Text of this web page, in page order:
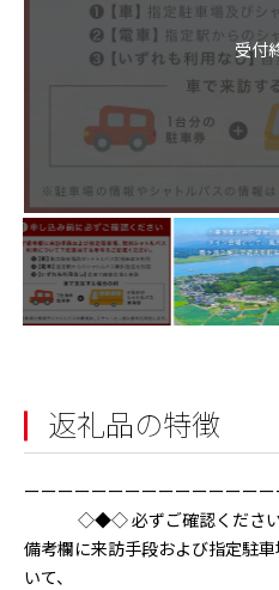
受付
返礼品の特徴
ーーーーーーーーーーーーーー
◇◆◇ 必ずご確認くださ
備考欄に来訪手段および指定駐
いて、